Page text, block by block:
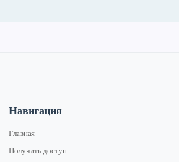
Навигация
Главная
Получить доступ